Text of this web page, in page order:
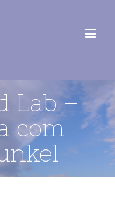
Lab –
com